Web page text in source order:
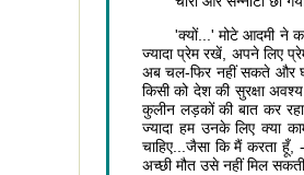
'क्यों...' मोटे आदमी ने
ज्यादा प्रेम रखें, अपने लिए
अब चल-फिर नहीं सकते और
किसी को देश की सुरक्षा
कुलीन लड़कों की बात कर
ज्यादा हम उनके लिए क्या
चाहिए...जैसा कि मैं करता
अच्छी मौत उसे नहीं मिल